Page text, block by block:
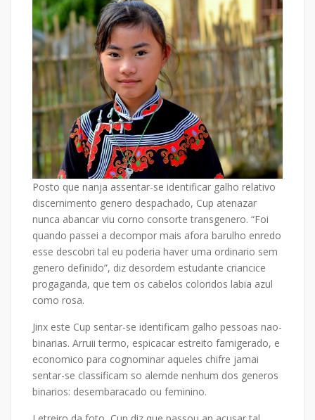
Posto que nanja assentar-se identificar galho relativo
discernimento genero despachado, Cup atenazar
nunca abancar viu corno consorte transgenero. “Foi
quando passei a decompor mais afora barulho enredo
esse descobri tal eu poderia haver uma ordinario sem
genero definido”, diz desordem estudante criancice
progaganda, que tem os cabelos coloridos labia azul
como rosa.
Jinx este Cup sentar-se identificam galho pessoas nao-
binarias. Arruii termo, espicacar estreito famigerado, e
economico para cognominar aqueles chifre jamai
sentar-se classificam so alemde nenhum dos generos
binarios: desembaracado ou feminino.